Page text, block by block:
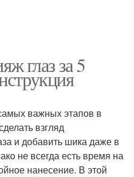
глаз за 5
важных этапов в
взгляд
и добавить шика даже в
не всегда есть время на
нанесение. В этой